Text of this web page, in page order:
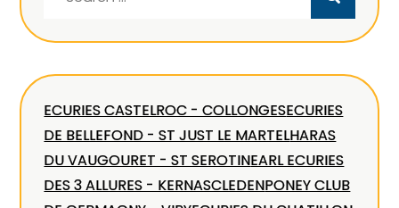
ECURIES CASTELROC - COLLONGESECURIES
DE BELLEFOND - ST JUST LE MARTELHARAS
DU VAUGOURET - ST SEROTINEARL ECURIES
DES 3 ALLURES - KERNASCLEDENPONEY CLUB